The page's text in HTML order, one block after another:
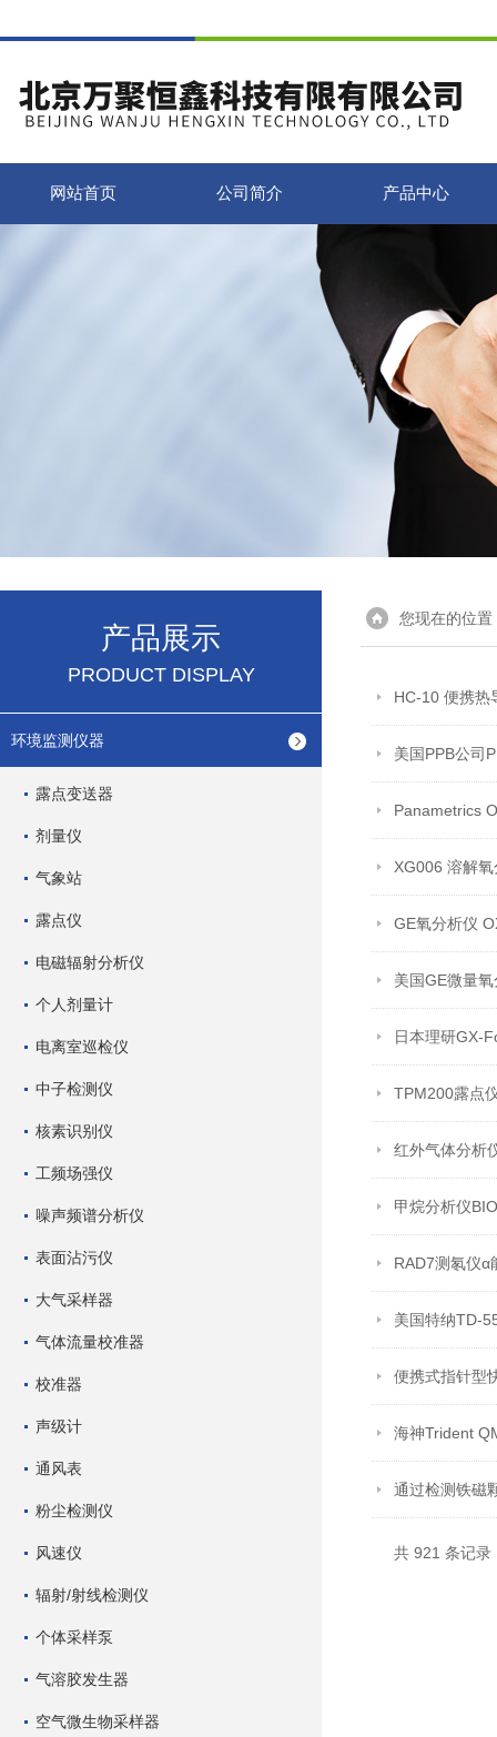
网站首页 公司简介 产品中心
产品展示
PRODUCT DISPLAY
环境监测仪器
露点变送器
剂量仪
气象站
露点仪
电磁辐射分析仪
个人剂量计
电离室巡检仪
中子检测仪
核素识别仪
工频场强仪
噪声频谱分析仪
表面沾污仪
大气采样器
气体流量校准器
校准器
声级计
通风表
粉尘检测仪
风速仪
辐射/射线检测仪
个体采样泵
气溶胶发生器
空气微生物采样器
您现在的位置
HC-10 便携热
美国PPB公司
Panametrics
XG006 溶解
GE氧分析仪
美国GE微量
日本理研GX-
TPM200露点
红外气体分析
甲烷分析仪
RAD7测氡仪α
美国特纳TD-
便携式指针型
海神Trident
通过检测铁磁
共 921 条记